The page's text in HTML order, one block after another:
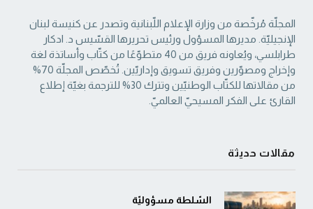
المجلّة مُرخّصة من وزارة الإعلام اللّبنانية وتصدر عن كنيسة لبنان
الإنجيليّة. مديرها المسؤول ‏ورئيس تحريرها القسّيس د. ادكار
طرابلسي، ويُعاونه فريق من 40 متطوّعًا من كتّاب وأساتذة لغة
‏وإخراج ومصوّرين وفريق تسويق وإداريّين. تُخصّص المجلّة 70%
من مقالاتها للكتّاب الوطنيّين ‏وتترك 30% للترجمة بغيّة إطلاع
القارئ على الفكر المسيحيّ العالميّ.‏
مقالات حديثة
السّلطة مسؤوليّة